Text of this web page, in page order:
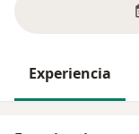
Experiencia